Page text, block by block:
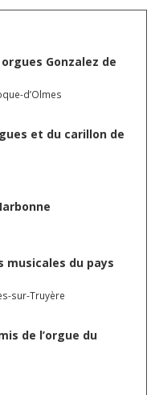
Gonzalez de
d’Olmes
et du carillon de
musicales du pays
sur-Truyère
de l’orgue du